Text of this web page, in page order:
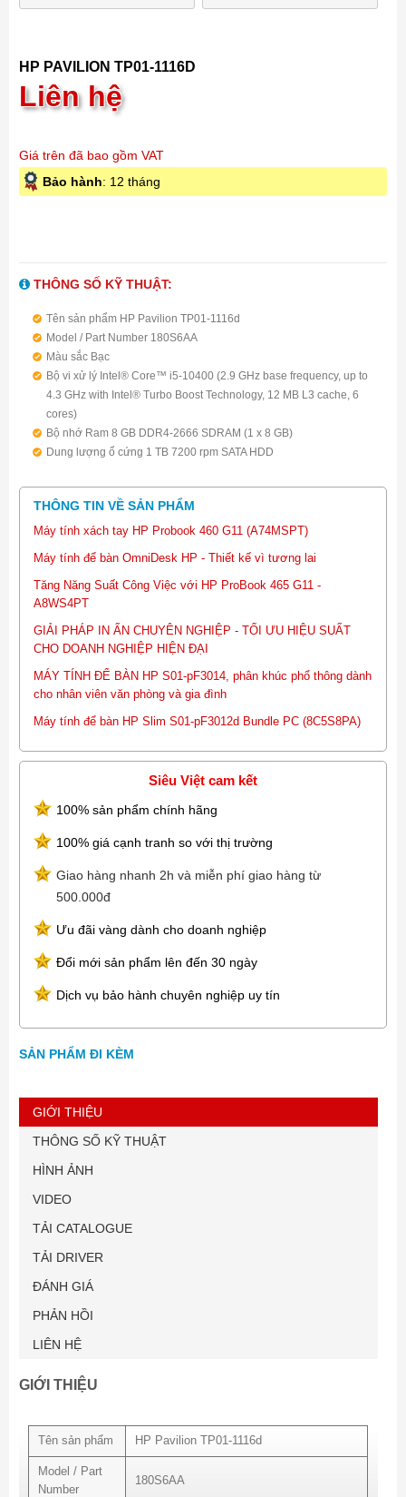
HP PAVILION TP01-1116D
Liên hệ
Giá trên đã bao gồm VAT
Bảo hành: 12 tháng
THÔNG SỐ KỸ THUẬT:
Tên sản phẩm HP Pavilion TP01-1116d
Model / Part Number 180S6AA
Màu sắc Bạc
Bộ vi xử lý Intel® Core™ i5-10400 (2.9 GHz base frequency, up to
4.3 GHz with Intel® Turbo Boost Technology, 12 MB L3 cache, 6
cores)
Bộ nhớ Ram 8 GB DDR4-2666 SDRAM (1 x 8 GB)
Dung lượng ổ cứng 1 TB 7200 rpm SATA HDD
Ổ đĩa quang DVD-RW
Nguồn 310 W
Bàn phím HP USB Black wired keyboard
Đồ họa NVIDIA® GeForce® GT 730 (2 GB GDDR5 dedicated)
Âm thanh 5.1 surround sound
Cổng kết nối "1 SuperSpeed USB Type-C® 5Gbps signaling rate; 4
SuperSpeed USB Type-A 5Gbps signaling rate; 1
headphone/microphone combo
Kích thước 15.54 x 30.3 x 33.74
Trọng lượng 5.96 kg
Hệ điều hành Windows 10 Home Single Language 64
THÔNG TIN VỀ SẢN PHẨM
Máy tính xách tay HP Probook 460 G11 (A74MSPT)
Máy tính để bàn OmniDesk HP - Thiết kế vì tương lai
Tăng Năng Suất Công Việc với HP ProBook 465 G11 -
A8WS4PT
GIẢI PHÁP IN ẤN CHUYÊN NGHIỆP - TỐI ƯU HIỆU SUẤT
CHO DOANH NGHIỆP HIỆN ĐẠI
MÁY TÍNH ĐỂ BÀN HP S01-pF3014, phân khúc phổ thông dành
cho nhân viên văn phòng và gia đình
Máy tính để bàn HP Slim S01-pF3012d Bundle PC (8C5S8PA)
Siêu Việt cam kết
100% sản phẩm chính hãng
100% giá cạnh tranh so với thị trường
Giao hàng nhanh 2h và miễn phí giao hàng từ
500.000đ
Ưu đãi vàng dành cho doanh nghiệp
Đổi mới sản phẩm lên đến 30 ngày
Dịch vụ bảo hành chuyên nghiệp uy tín
SẢN PHẨM ĐI KÈM
GIỚI THIỆU
THÔNG SỐ KỸ THUẬT
HÌNH ẢNH
VIDEO
TẢI CATALOGUE
TẢI DRIVER
ĐÁNH GIÁ
PHẢN HỒI
LIÊN HỆ
GIỚI THIỆU
Tên sản phẩm HP Pavilion TP01-1116d
Model / Part
Number
180S6AA